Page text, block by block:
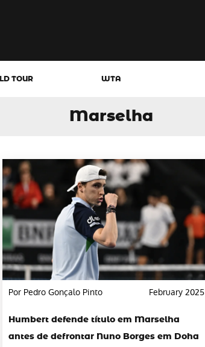
TOUR WTA
Marselha
Por Pedro Gonçalo Pinto February 2025
Humbert defende título em Marselha
antes de defrontar Nuno Borges em Doha